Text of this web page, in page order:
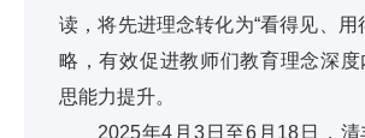
读，将先进理念转化为“看得见、用
略，有效促进教师们教育理念深度
思能力提升。
2025年4月3日至6月18日，